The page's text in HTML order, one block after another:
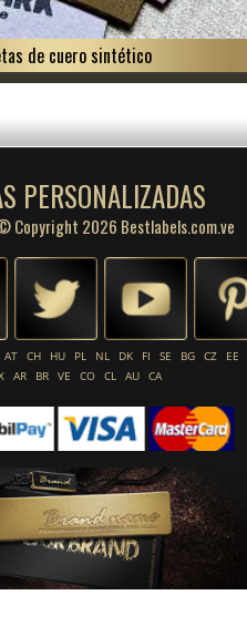
de cuero sintético
PERSONALIZADAS
Copyright 2026 Bestlabels.com.ve
AT CH HU PL NL DK FI SE BG CZ
EE
AR BR VE CO CL AU CA